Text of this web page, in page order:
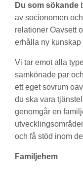
Du som sökande
av socionomen
relationer Oavsett
erhålla ny
Vi tar emot alla
samkönade par
ett eget sovrum
du ska vara
genomgår en
och få stöd inom
Familjehem